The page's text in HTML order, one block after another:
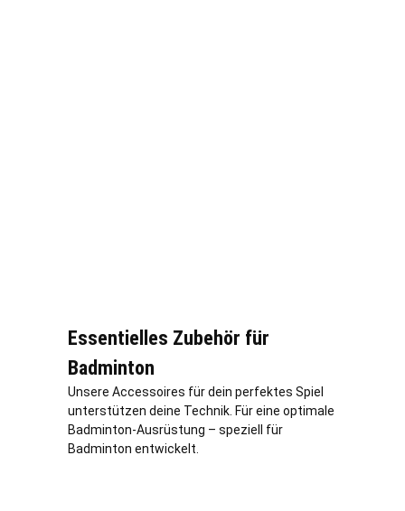
Essentielles Zubehör für
Badminton
Unsere Accessoires für dein perfektes Spiel
unterstützen deine Technik. Für eine optimale
Badminton-Ausrüstung – speziell für
Badminton entwickelt.